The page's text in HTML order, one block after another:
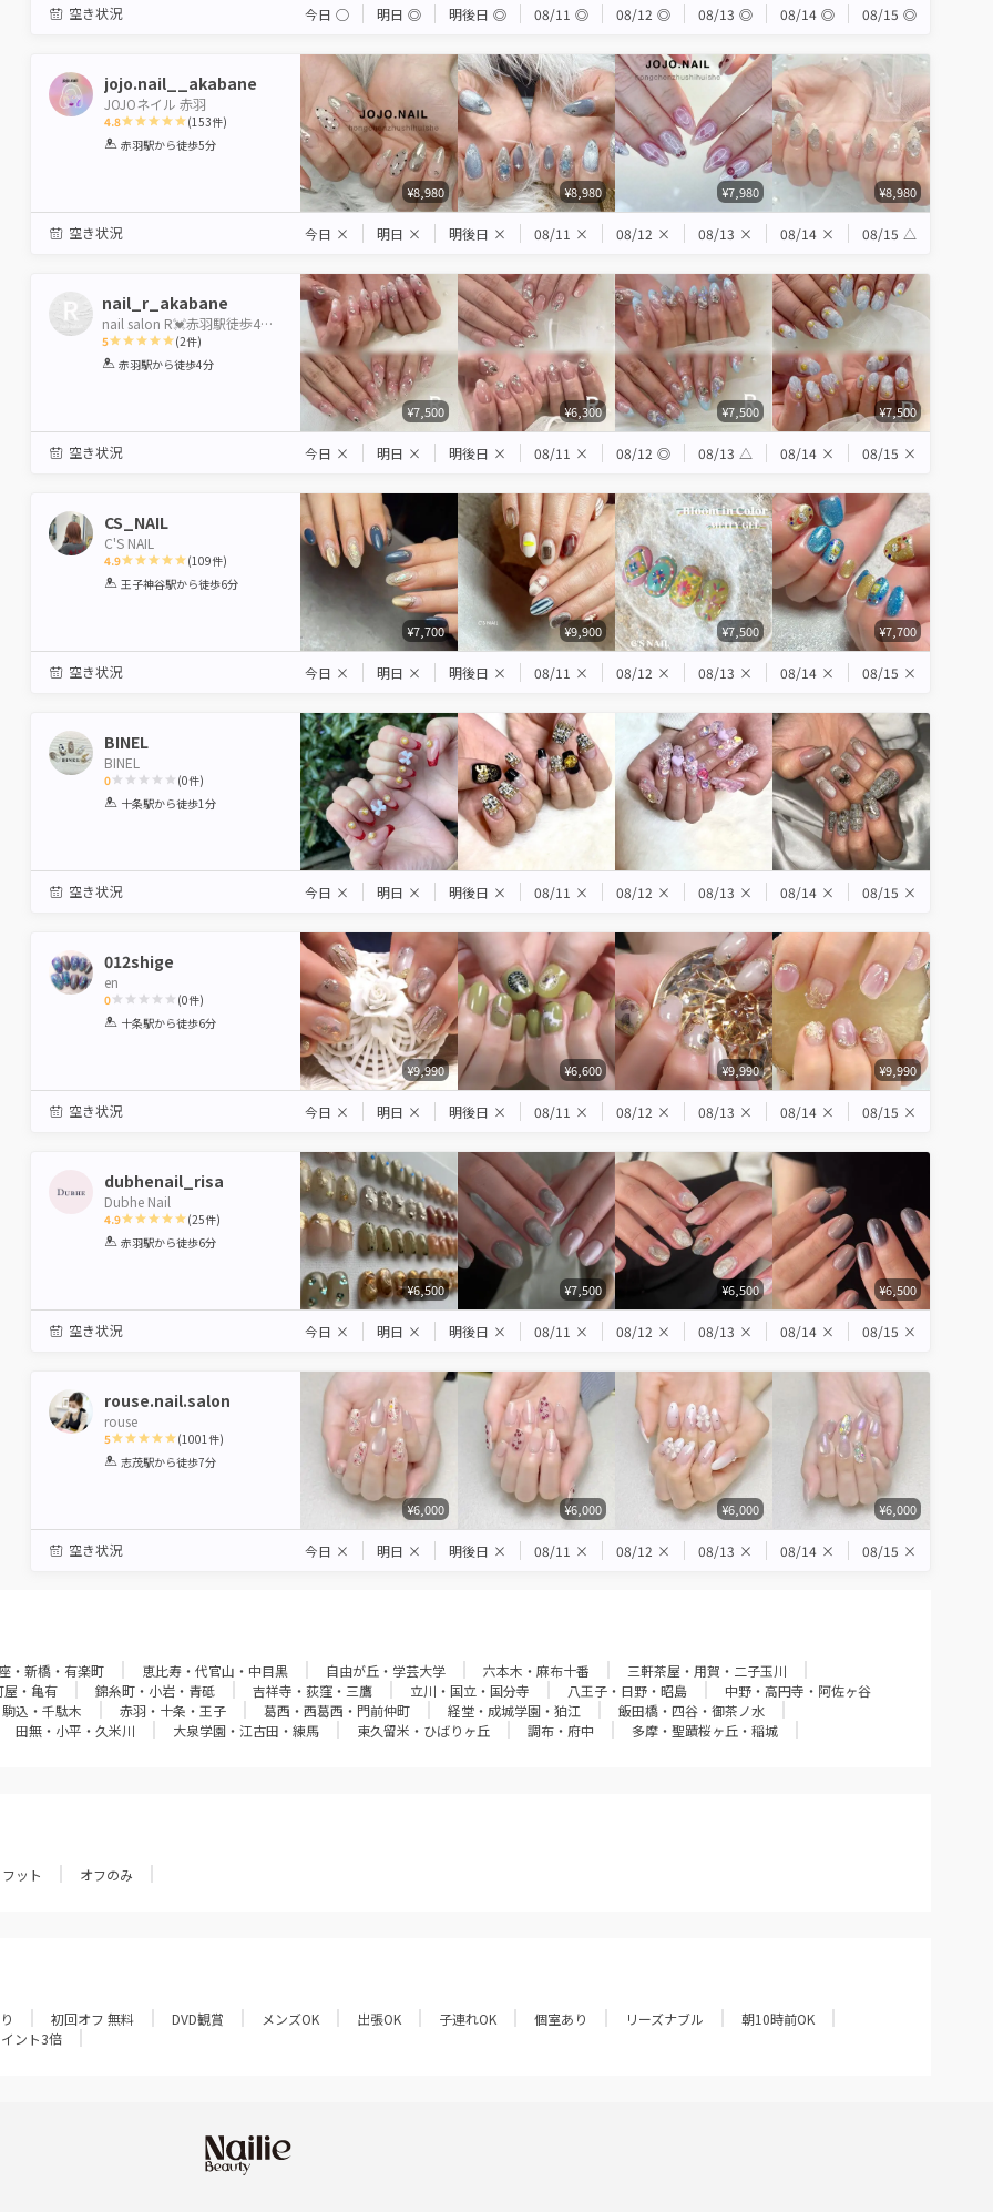
空き状況 今日 ◯ 明日 ◎ 明後日 ◎ 08/11 ◎ 08/12 ◎ 08/13 ◎ 08/14 ◎ 08/15 ◎
jojo.nail__akabane
JOJOネイル 赤羽
4.8
1 2 3 4 5
(153件)
赤羽駅から徒歩5分
¥8,980 ¥8,980 ¥7,980 ¥8,980
空き状況 今日 × 明日 × 明後日 × 08/11 × 08/12 × 08/13 × 08/14 × 08/15 △
nail_r_akabane
nail salon R💓赤羽駅徒歩4分💓
5
1 2 3 4 5
(2件)
赤羽駅から徒歩4分
¥7,500 ¥6,300 ¥7,500 ¥7,500
空き状況 今日 × 明日 × 明後日 × 08/11 × 08/12 ◎ 08/13 △ 08/14 × 08/15 ×
CS_NAIL
C'S NAIL
4.9
1 2 3 4 5
(109件)
王子神谷駅から徒歩6分
¥7,700 ¥9,900 ¥7,500 ¥7,700
空き状況 今日 × 明日 × 明後日 × 08/11 × 08/12 × 08/13 × 08/14 × 08/15 ×
BINEL
BINEL
0
1 2 3 4 5
(0件)
十条駅から徒歩1分
空き状況 今日 × 明日 × 明後日 × 08/11 × 08/12 × 08/13 × 08/14 × 08/15 ×
012shige
en
0
1 2 3 4 5
(0件)
十条駅から徒歩6分
¥9,990 ¥6,600 ¥9,990 ¥9,990
空き状況 今日 × 明日 × 明後日 × 08/11 × 08/12 × 08/13 × 08/14 × 08/15 ×
dubhenail_risa
Dubhe Nail
4.9
1 2 3 4 5
(25件)
赤羽駅から徒歩6分
¥6,500 ¥7,500 ¥6,500 ¥6,500
空き状況 今日 × 明日 × 明後日 × 08/11 × 08/12 × 08/13 × 08/14 × 08/15 ×
rouse.nail.salon
rouse
5
1 2 3 4 5
(1001 件)
志茂駅から徒歩7分
¥6,000 ¥6,000 ¥6,000 ¥6,000
空き状況 今日 × 明日 × 明後日 × 08/11 × 08/12 × 08/13 × 08/14 × 08/15 ×
・新橋・有楽町 恵比寿・代官山・中目黒 自由が丘・学芸大学 六本木・麻布十番
三軒茶屋・用賀・二子玉川
屋・亀有 錦糸町・小岩・青砥 吉祥寺・荻窪・三鷹 立川・国立・国分寺 八王子・日野・昭島
中野・高円寺・阿佐ヶ谷
込・千駄木 赤羽・十条・王子 葛西・西葛西・門前仲町 経堂・成城学園・狛江
飯田橋・四谷・御茶ノ水
田無・小平・久米川 大泉学園・江古田・練馬 東久留米・ひばりヶ丘 調布・府中 多摩・聖蹟桜ヶ丘・稲城
フット オフのみ
初回オフ 無料 DVD観賞 メンズOK 出張OK 子連れOK 個室あり リーズナブル
朝10時前OK
ント3倍